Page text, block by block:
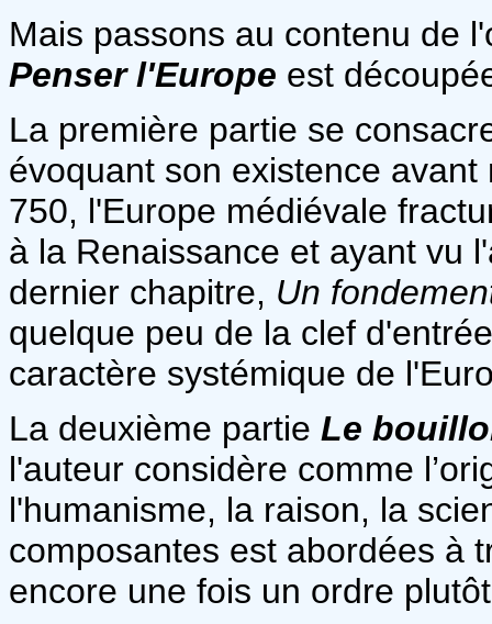
Mais passons au contenu de
Penser l'Europe est
La première partie se
évoquant son existence
750, l'Europe médiévale
à la Renaissance et ayant vu
dernier chapitre, Un
quelque peu de la clef
caractère systémique de
La deuxième partie Le
l'auteur considère comme
l'humanisme, la raison, la
composantes est abordées à
encore une fois un ordre